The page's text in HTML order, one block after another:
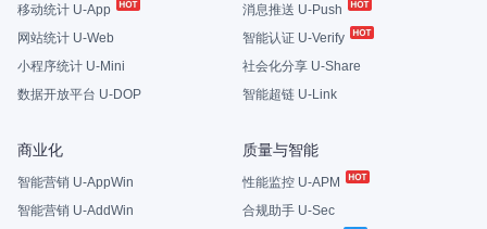
移动统计 U-App
网站统计 U-Web
小程序统计 U-Mini
数据开放平台 U-DOP
消息推送 U-Push
智能认证 U-Verify
社会化分享 U-Share
智能超链 U-Link
商业化
智能营销 U-AppWin
智能营销 U-AddWin
质量与智能
性能监控 U-APM
合规助手 U-Sec